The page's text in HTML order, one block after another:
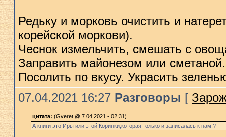
Редьку и морковь очистить и
корейской моркови).
Чеснок измельчить, смешать с
Заправить майонезом или сметаной.
Посолить по вкусу. Украсить
07.04.2021 16:27 Разговоры [
цитата: (Gveret @ 7.04.2021 - 02:31)
А книги это Иры или этой Коринки,которая только и записалась к нам.?